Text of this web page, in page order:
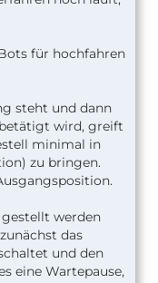
für hochfahren
steht und dann
wird, greift
minimal in
zu bringen.
werden
das
und den
eine Wartepause,